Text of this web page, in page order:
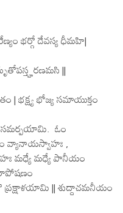
భర్గో దేవస్య ధీమహి|
||
| భక్ష్య భోజ్య సమాయుక్తం
సమర్పయామి. ఓం
వ్యానాయస్వాహః ,
మధ్యే మధ్యే పానీయం
|| శుద్దాచమనీయం